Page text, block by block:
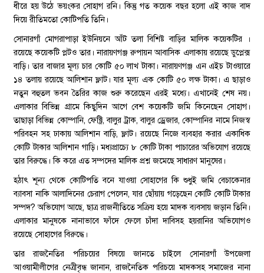
ধীরে হয় উঠে ভয়ংকর সোহাগ রনি। কিন্তু গত কয়েক বছর হলো এই কাজ বাদ
দিয়ে রীতিমতো কোটিপতি তিনি।
সোনারগাঁ মোগরাপাড়া ইউনিয়নে আঁট তলা বিশিষ্ট বাড়ির মালিক কয়েকটির ।
রয়েছে কয়েকটি প্লটও তার। নারায়ণগঞ্জ রুপায়ন আবাসিক এলাকায় রয়েছে ডুপ্লেক্স
বাড়ি। তার বাজার মূল্য চার কোটি ৫০ লাখ টাকা। নারায়ণগঞ্জ এন এইচ টাওয়ারে
১৪ তলায় রয়েছে আলিশান ফ্লাট। যার মূল্য এক কোটি ৫০ লক্ষ টাকা। এ ছাড়াও
নতুন বহুতল ভবন তৈরির কাজ শুরু করেছেন এরই মধ্যে। এখানেই শেষ নয়।
এলাকার বিভিন্ন গ্রামে কিছুদিন আগে বেশ কয়েকটি জমি কিনেছেন সোহাগ।
তাছাড়া বিভিন্ন কোম্পানি, ফেক্ট্রি, বালুর ট্রাক, বালুর ড্রেজার, কোম্পানির নামে নিজস্ব
পরিবহন সহ ঢাকায় আলিশান বাড়ি, ফ্লাট। রয়েছে নিজে ব্যবহার করার একাধিক
কোটি টাকার আলিশান গাড়ি। মধ্যপ্রাচ্যে ৮ কোটি টাকা পাচারের অভিযোগ রয়েছে
তার বিরুদ্ধে। কি করে এত সম্পদের মালিক প্রশ্ন জমেছে সাধারণ মানুষের।
হঠাৎ শূন্য থেকে কোটিপতি বনে যাওয়া সোহাগের কি শুধুই জমি বেচাকেনার
ব্যাবসা নাকি আলাদিনের চেরাগ পেলেন, যার ছোঁয়ায় গড়েছেন কোটি কোটি টাকার
সম্পদ? অভিযোগ আছে, ছাত্র রাজনীতিতে সক্রিয় হয়ে মাদক ব্যবসায় জড়ান তিনি।
এলাকার মানুষকে নানাভাবে ফাঁদে ফেলে চাঁদা দাবিসহ হয়রানির অভিযোগও
রয়েছে সোহাগের বিরুদ্ধে।
তার রাজনৈতির পরিচয়ের বিষয়ে জানতে চাইলে সোনারগাঁ উপজেলা
আওয়ামীলীগের নেত্রীবৃন্ধ জানান, রাজনৈতিক পরিচয়ে মাদকসহ সমাজের নানা